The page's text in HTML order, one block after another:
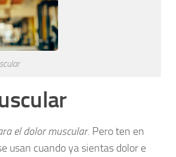
el dolor muscular. Pero ten en
usan cuando ya sientas dolor e